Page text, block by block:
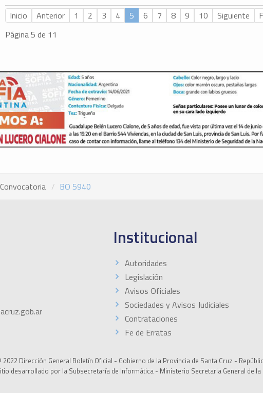
Inicio Anterior 1 2 3 4 5 6 7 8 9 10 Siguiente
Página 5 de 11
Convocatoria BO 5940
Institucional
Autoridades
Legislación
Avisos Oficiales
Sociedades y Avisos Judiciales
Contrataciones
Fe de Erratas
2022 Dirección General Boletín Oficial - Gobierno de la Provincia de Santa Cruz -
desarrollado por la Subsecretaría de Informática - Ministerio Secretaria General de la